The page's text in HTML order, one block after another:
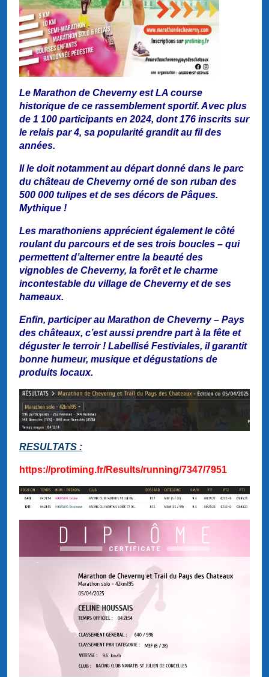
Le Marathon de Cheverny est LA course
historique de ce rassemblement sportif. Avec plus
de 1 100 participants en 2024, dont 176 inscrits sur
le relais par 4, sa popularité grandit au fil des
années.
Il le doit notamment au départ donné dans le parc
du château de Cheverny orné de son ruban des
500 000 tulipes et de ses décors de Pâques.
Mythique !
Les marathoniens apprécient également le côté
roulant du parcours et de ses trois boucles – qui
permettent d’alterner entre la beauté des
vignobles de Cheverny, la forêt et le charme
incontestable du village de Cheverny et de ses
hameaux.
Enfin, participer au Marathon de Cheverny – Pays
des châteaux, c’est aussi prendre part à la fête et
déguster le terroir ! Labellisé Festiviales, il garantit
bonne humeur, musique et dégustations de
produits locaux.
RESULTATS :
https://protiming.fr/Results/running/7347/7951